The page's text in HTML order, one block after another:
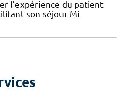
l’expérience du patient
son séjour Mi